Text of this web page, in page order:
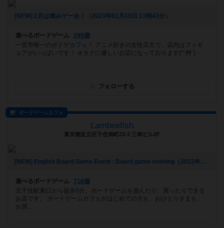
[NEW] 2月は積みゲー会！（2023年01月19日 11時43分）
遊べるボードゲーム
290個
一宮市唯一のボドゲカフェ！ アニメ好きの女性店主で、店内はフィギ
ュアがいっぱいです！ オタクに優しいお店になっております(*´艸`)
フォローする
ボードゲームカフェ
Lambeefish
東京都足立区千住旭町23-3 三幸ビル2F
[NEW] English Board Game Event : Board game evening（2022年12月26日 19時41分）
遊べるボードゲーム
716個
北千住駅東口から徒歩5分。ボードゲームを遊んだり、買ったりできる
お店です。 ボードゲームカフェがはじめての方も、おひとりさまも、
お買...